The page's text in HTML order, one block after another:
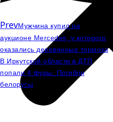
PrevМужчина купил на
аукционе Mercedes, у которого
оказались деревянные тормоза
В Иркутской области в ДТП
попали 4 фуры. Погибли
белорусы